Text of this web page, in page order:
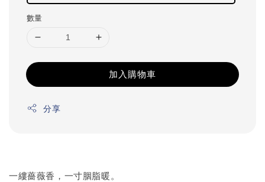
數量
加入購物車
分享
一縷薔薇香，一寸胭脂暖。